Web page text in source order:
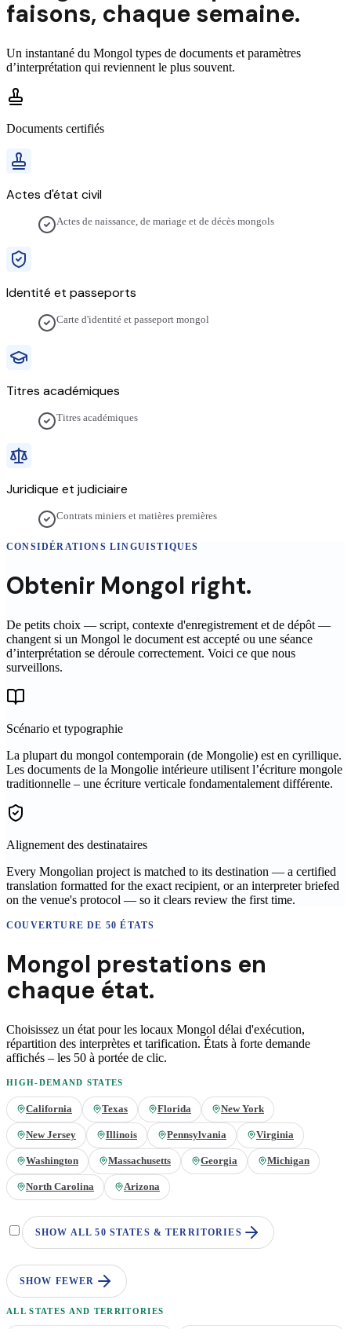
faisons, chaque semaine.
Un instantané du Mongol types de documents et paramètres
d’interprétation qui reviennent le plus souvent.
Documents certifiés
Actes d'état civil
Actes de naissance, de mariage et de décès mongols
Identité et passeports
Carte d'identité et passeport mongol
Titres académiques
Titres académiques
Juridique et judiciaire
Contrats miniers et matières premières
CONSIDÉRATIONS LINGUISTIQUES
Obtenir Mongol right.
De petits choix — script, contexte d'enregistrement et de dépôt —
changent si un Mongol le document est accepté ou une séance
d’interprétation se déroule correctement. Voici ce que nous
surveillons.
Scénario et typographie
La plupart du mongol contemporain (de Mongolie) est en cyrillique.
Les documents de la Mongolie intérieure utilisent l’écriture mongole
traditionnelle – une écriture verticale fondamentalement différente.
Alignement des destinataires
Every Mongolian project is matched to its destination — a certified
translation formatted for the exact recipient, or an interpreter briefed
on the venue's protocol — so it clears review the first time.
COUVERTURE DE 50 ÉTATS
Mongol prestations en
chaque état.
Choisissez un état pour les locaux Mongol délai d'exécution,
répartition des interprètes et tarification. États à forte demande
affichés – les 50 à portée de clic.
HIGH-DEMAND STATES
California Texas Florida New York
New Jersey Illinois Pennsylvania Virginia
Washington Massachusetts Georgia Michigan
North Carolina Arizona
SHOW ALL 50 STATES & TERRITORIES
SHOW FEWER
ALL STATES AND TERRITORIES